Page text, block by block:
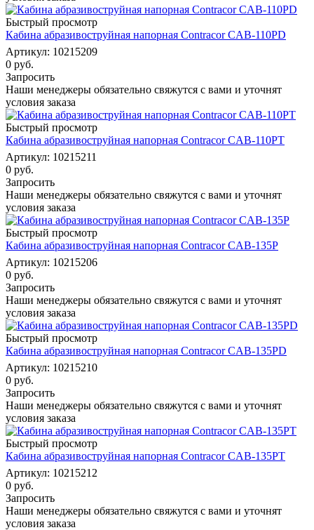
Быстрый просмотр
Кабина абразивоструйная напорная Contracor CAB-110PD
Артикул: 10215209
0 руб.
Запросить
Наши менеджеры обязательно свяжутся с вами и уточнят
условия заказа
Быстрый просмотр
Кабина абразивоструйная напорная Contracor CAB-110PT
Артикул: 10215211
0 руб.
Запросить
Наши менеджеры обязательно свяжутся с вами и уточнят
условия заказа
Быстрый просмотр
Кабина абразивоструйная напорная Contracor CAB-135P
Артикул: 10215206
0 руб.
Запросить
Наши менеджеры обязательно свяжутся с вами и уточнят
условия заказа
Быстрый просмотр
Кабина абразивоструйная напорная Contracor CAB-135PD
Артикул: 10215210
0 руб.
Запросить
Наши менеджеры обязательно свяжутся с вами и уточнят
условия заказа
Быстрый просмотр
Кабина абразивоструйная напорная Contracor CAB-135PT
Артикул: 10215212
0 руб.
Запросить
Наши менеджеры обязательно свяжутся с вами и уточнят
условия заказа